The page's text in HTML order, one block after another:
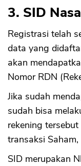
3. SID
Registrasi telah
data yang
akan
Nomor RDN
Jika sudah
sudah bisa
rekening
transaksi Saham,
SID merupakan